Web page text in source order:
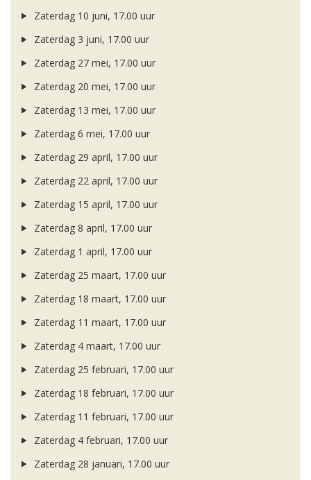
Zaterdag 10 juni, 17.00 uur
Zaterdag 3 juni, 17.00 uur
Zaterdag 27 mei, 17.00 uur
Zaterdag 20 mei, 17.00 uur
Zaterdag 13 mei, 17.00 uur
Zaterdag 6 mei, 17.00 uur
Zaterdag 29 april, 17.00 uur
Zaterdag 22 april, 17.00 uur
Zaterdag 15 april, 17.00 uur
Zaterdag 8 april, 17.00 uur
Zaterdag 1 april, 17.00 uur
Zaterdag 25 maart, 17.00 uur
Zaterdag 18 maart, 17.00 uur
Zaterdag 11 maart, 17.00 uur
Zaterdag 4 maart, 17.00 uur
Zaterdag 25 februari, 17.00 uur
Zaterdag 18 februari, 17.00 uur
Zaterdag 11 februari, 17.00 uur
Zaterdag 4 februari, 17.00 uur
Zaterdag 28 januari, 17.00 uur